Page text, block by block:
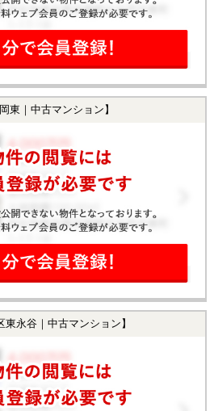
東｜中古マンション】
東永谷｜中古マンション】